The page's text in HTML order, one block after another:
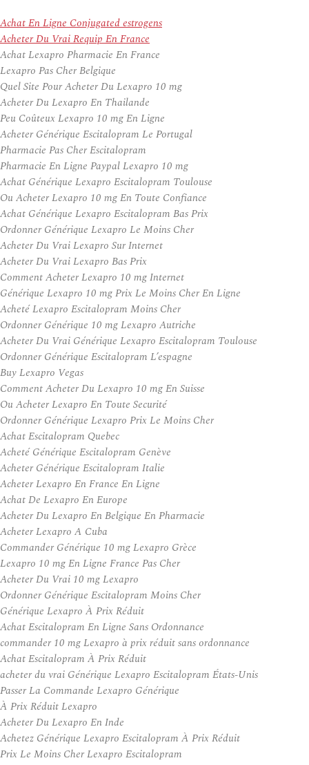
Achat En Ligne Conjugated estrogens
Acheter Du Vrai Requip En France
Achat Lexapro Pharmacie En France
Lexapro Pas Cher Belgique
Quel Site Pour Acheter Du Lexapro 10 mg
Acheter Du Lexapro En Thailande
Peu Coûteux Lexapro 10 mg En Ligne
Acheter Générique Escitalopram Le Portugal
Pharmacie Pas Cher Escitalopram
Pharmacie En Ligne Paypal Lexapro 10 mg
Achat Générique Lexapro Escitalopram Toulouse
Ou Acheter Lexapro 10 mg En Toute Confiance
Achat Générique Lexapro Escitalopram Bas Prix
Ordonner Générique Lexapro Le Moins Cher
Acheter Du Vrai Lexapro Sur Internet
Acheter Du Vrai Lexapro Bas Prix
Comment Acheter Lexapro 10 mg Internet
Générique Lexapro 10 mg Prix Le Moins Cher En Ligne
Acheté Lexapro Escitalopram Moins Cher
Ordonner Générique 10 mg Lexapro Autriche
Acheter Du Vrai Générique Lexapro Escitalopram Toulouse
Ordonner Générique Escitalopram L’espagne
Buy Lexapro Vegas
Comment Acheter Du Lexapro 10 mg En Suisse
Ou Acheter Lexapro En Toute Securité
Ordonner Générique Lexapro Prix Le Moins Cher
Achat Escitalopram Quebec
Acheté Générique Escitalopram Genève
Acheter Générique Escitalopram Italie
Acheter Lexapro En France En Ligne
Achat De Lexapro En Europe
Acheter Du Lexapro En Belgique En Pharmacie
Acheter Lexapro A Cuba
Commander Générique 10 mg Lexapro Grèce
Lexapro 10 mg En Ligne France Pas Cher
Acheter Du Vrai 10 mg Lexapro
Ordonner Générique Escitalopram Moins Cher
Générique Lexapro À Prix Réduit
Achat Escitalopram En Ligne Sans Ordonnance
commander 10 mg Lexapro à prix réduit sans ordonnance
Achat Escitalopram À Prix Réduit
acheter du vrai Générique Lexapro Escitalopram États-Unis
Passer La Commande Lexapro Générique
À Prix Réduit Lexapro
Acheter Du Lexapro En Inde
Achetez Générique Lexapro Escitalopram À Prix Réduit
Prix Le Moins Cher Lexapro Escitalopram